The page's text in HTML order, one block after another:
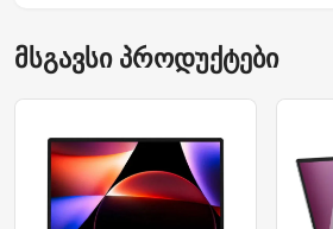
მსგავსი პროდუქტები